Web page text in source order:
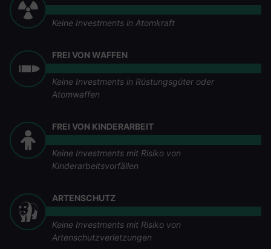
Keine Investments in Atomkraft
FREI VON WAFFEN
Keine Investments in Rüstungsgüter oder
Atomwaffen
FREI VON KINDERARBEIT
Keine Investments mit Risiko von
Kinderarbeitsvorfällen
ARTENSCHUTZ
Keine Investments mit Risiko von
Artenschutzverletzungen